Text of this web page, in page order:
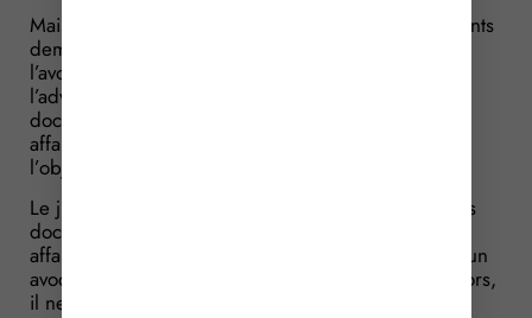
Mais la société refuse de communiquer les documents
demandés : pour elle, le secret professionnel de
l’avocat ne s’étend pas aux documents détenus par
l’adversaire de leur client. Surtout lorsque ces
documents, susceptibles de relever du « secret des
affaires » et dont la communication est refusée, sont
l’objet du litige.
Le juge va donner raison à la société : s’agissant des
documents susceptibles de relever du « secret des
affaires » et détenus par l’adversaire de son client, un
avocat n’est pas tenu au secret professionnel. Dès lors,
il ne peut pas se les faire communiquer.